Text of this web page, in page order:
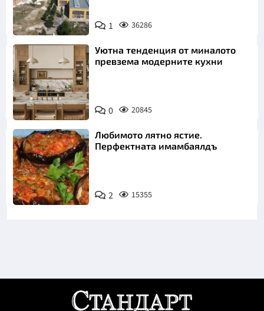
1 36286
Уютна тенденция от миналото
превзема модерните кухни
0 20845
Любимото лятно ястие.
Перфектната имамбаялдъ
2 15355